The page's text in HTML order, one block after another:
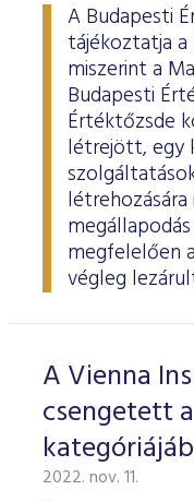
A Budapesti
tájékoztatja
miszerint a
Budapesti
Értéktőzsde
létrejött, egy
megfelelően
végleg
A Vienna
csengetett
2022. nov. 11.